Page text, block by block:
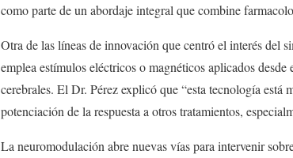
como parte de un abordaje integral que combine
Otra de las líneas de innovación que centró el interés del
emplea estímulos eléctricos o magnéticos aplicados
cerebrales. El Dr. Pérez explicó que “esta tecnología está
potenciación de la respuesta a otros tratamientos,
La neuromodulación abre nuevas vías para intervenir